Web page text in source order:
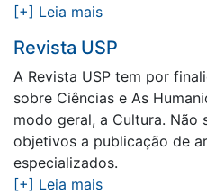
[+] Leia mais
Revista USP
A Revista USP tem por
sobre Ciências e As
modo geral, a Cultura. Não
objetivos a publicação de
especializados.
[+] Leia mais